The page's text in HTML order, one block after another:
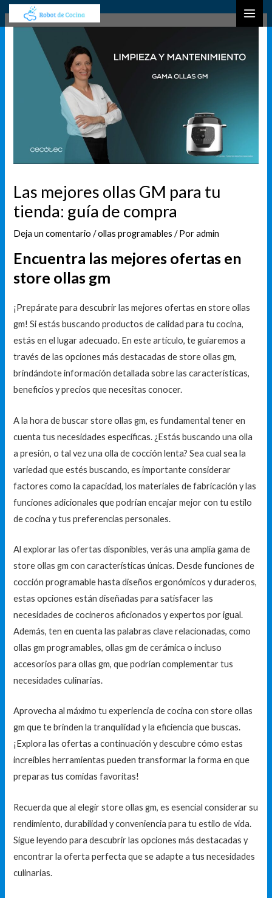
contenido
Las mejores ollas GM para tu
tienda: guía de compra
Deja un comentario /ollas programables / Poradmin
Encuentra las mejores ofertas en
store ollas gm
¡Prepárate para descubrir las mejores ofertas en store ollas
gm! Si estás buscando productos de calidad para tu cocina,
estás en el lugar adecuado. En este artículo, te guiaremos a
través de las opciones más destacadas de store ollas gm,
brindándote información detallada sobre las características,
beneficios y precios que necesitas conocer.
A la hora de buscar store ollas gm, es fundamental tener en
cuenta tus necesidades específicas. ¿Estás buscando una olla
a presión, o tal vez una olla de cocción lenta? Sea cual sea la
variedad que estés buscando, es importante considerar
factores como la capacidad, los materiales de fabricación y las
funciones adicionales que podrían encajar mejor con tu estilo
de cocina y tus preferencias personales.
Al explorar las ofertas disponibles, verás una amplia gama de
store ollas gm con características únicas. Desde funciones de
cocción programable hasta diseños ergonómicos y duraderos,
estas opciones están diseñadas para satisfacer las
necesidades de cocineros aficionados y expertos por igual.
Además, ten en cuenta las palabras clave relacionadas, como
ollas gm programables, ollas gm de cerámica o incluso
accesorios para ollas gm, que podrían complementar tus
necesidades culinarias.
Aprovecha al máximo tu experiencia de cocina con store ollas
gm que te brinden la tranquilidad y la eficiencia que buscas.
¡Explora las ofertas a continuación y descubre cómo estas
increíbles herramientas pueden transformar la forma en que
preparas tus comidas favoritas!
Recuerda que al elegir store ollas gm, es esencial considerar su
rendimiento, durabilidad y conveniencia para tu estilo de vida.
Sigue leyendo para descubrir las opciones más destacadas y
encontrar la oferta perfecta que se adapte a tus necesidades
culinarias.
Navegación
de
entradas
u